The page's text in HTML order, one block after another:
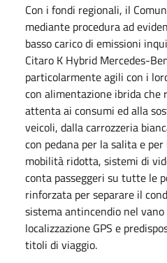
Con i fondi regionali, il
mediante procedura ad
basso carico di emissioni
Citaro K Hybrid Mercedes-
particolarmente agili con i
con alimentazione ibrida che
attenta ai consumi ed alla
veicoli, dalla carrozzeria
con pedana per la salita e
mobilità ridotta, sistemi di
conta passeggeri su tutte le
rinforzata per separare il
sistema antincendio nel
localizzazione GPS e
titoli di viaggio.